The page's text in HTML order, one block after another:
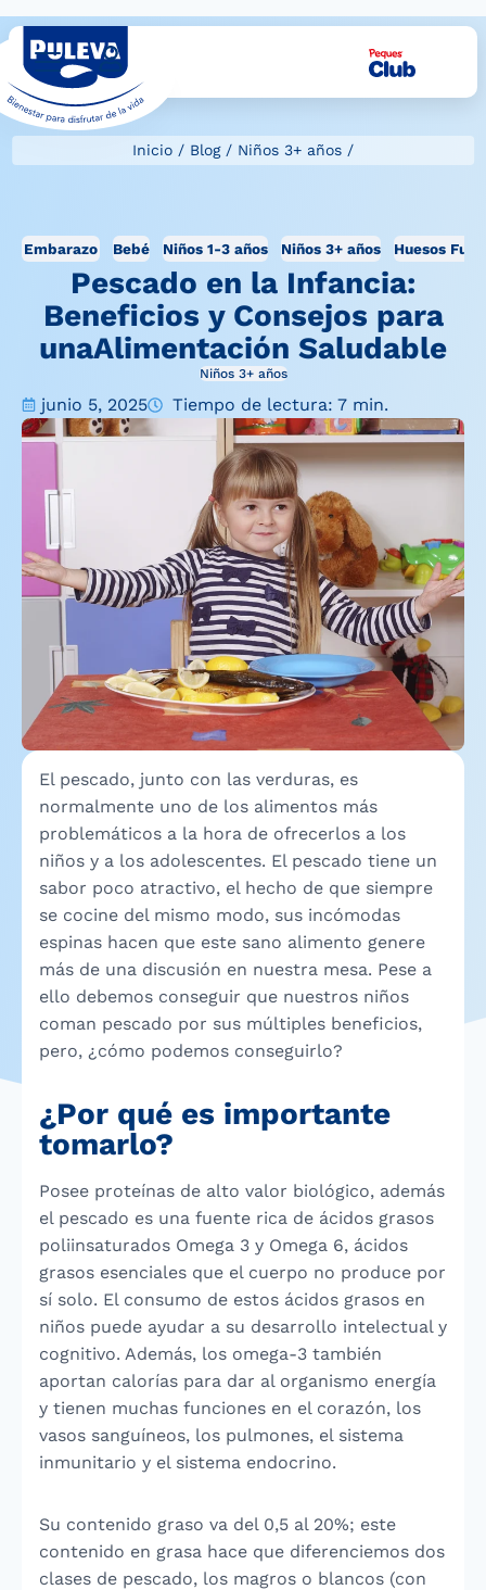
Inicio / Blog/ Niños 3+ años /
Embarazo Bebé Niños 1-3 años Niños 3+ años Huesos
Pescado en la Infancia:
Beneficios y Consejos para
unaAlimentación Saludable
Niños 3+ años
junio 5, 2025 Tiempo de lectura: 7 min.
El pescado, junto con las verduras, es
normalmente uno de los alimentos más
problemáticos a la hora de ofrecerlos a los
niños y a los adolescentes. El pescado tiene un
sabor poco atractivo, el hecho de que siempre
se cocine del mismo modo, sus incómodas
espinas hacen que este sano alimento genere
más de una discusión en nuestra mesa. Pese a
ello debemos conseguir que nuestros niños
coman pescado por sus múltiples beneficios,
pero, ¿cómo podemos conseguirlo?
¿Por qué es importante
tomarlo?
Posee proteínas de alto valor biológico, además
el pescado es una fuente rica de ácidos grasos
poliinsaturados Omega 3 y Omega 6, ácidos
grasos esenciales que el cuerpo no produce por
sí solo. El consumo de estos ácidos grasos en
niños puede ayudar a su desarrollo intelectual y
cognitivo. Además, los omega-3 también
aportan calorías para dar al organismo energía
y tienen muchas funciones en el corazón, los
vasos sanguíneos, los pulmones, el sistema
inmunitario y el sistema endocrino.
Su contenido graso va del 0,5 al 20%; este
contenido en grasa hace que diferenciemos dos
clases de pescado, los magros o blancos (con